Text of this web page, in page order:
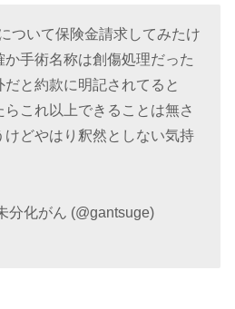
ついて保険金請求してみたけ
手術名称は創傷処理だった
と約款に明記されてると
これ以上できることは無さ
けどやはり釈然としない気持
化がん (@gantsuge)